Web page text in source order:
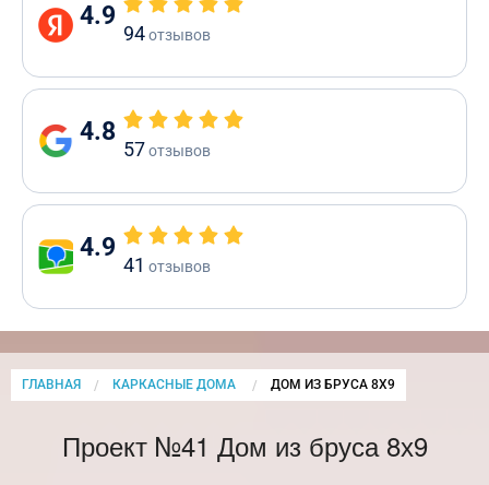
4.9
94отзывов
4.8
57отзывов
4.9
41 отзывов
ГЛАВНАЯ КАРКАСНЫЕ ДОМА CURRENT:
ДОМ ИЗ БРУСА 8Х9
Проект №41 Дом из бруса 8х9